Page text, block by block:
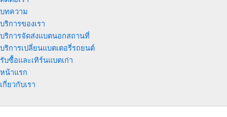
บทความ
บริการของเรา
บริการจัดส่งแบตนอกสถานที่
บริการเปลี่ยนแบตเตอรี่รถยนต์
รับซื้อและเทิร์นแบตเก่า
หน้าแรก
เกี่ยวกับเรา